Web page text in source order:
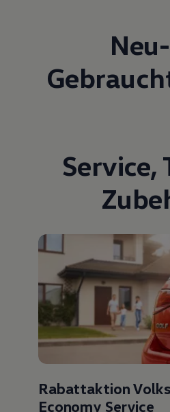
Service,
Rabattaktion
Economy Service